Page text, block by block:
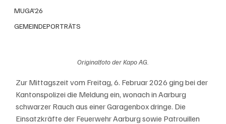
MUGA'26
GEMEINDEPORTRÄTS
Originalfoto der Kapo AG.
Zur Mittagszeit vom Freitag, 6. Februar 2026 ging bei der
Kantonspolizei die Meldung ein, wonach in Aarburg
schwarzer Rauch aus einer Garagenbox dringe. Die
Einsatzkräfte der Feuerwehr Aarburg sowie Patrouillen